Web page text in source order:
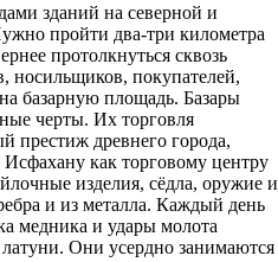
зданий на северной и
пройти два-три километра
протолкнуться сквозь
носильщиков, покупателей,
базарную площадь. Базары
черты. Их торговля
престиж древнего города,
как торговому центру
изделия, сёдла, оружие и
и из металла. Каждый день
медника и удары молота
Они усердно занимаются